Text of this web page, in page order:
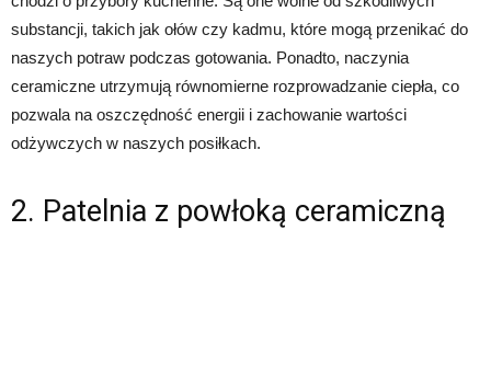
substancji, takich jak ołów czy kadmu, które mogą przenikać do
naszych potraw podczas gotowania. Ponadto, naczynia
ceramiczne utrzymują równomierne rozprowadzanie ciepła, co
pozwala na oszczędność energii i zachowanie wartości
odżywczych w naszych posiłkach.
2. Patelnia z powłoką ceramiczną